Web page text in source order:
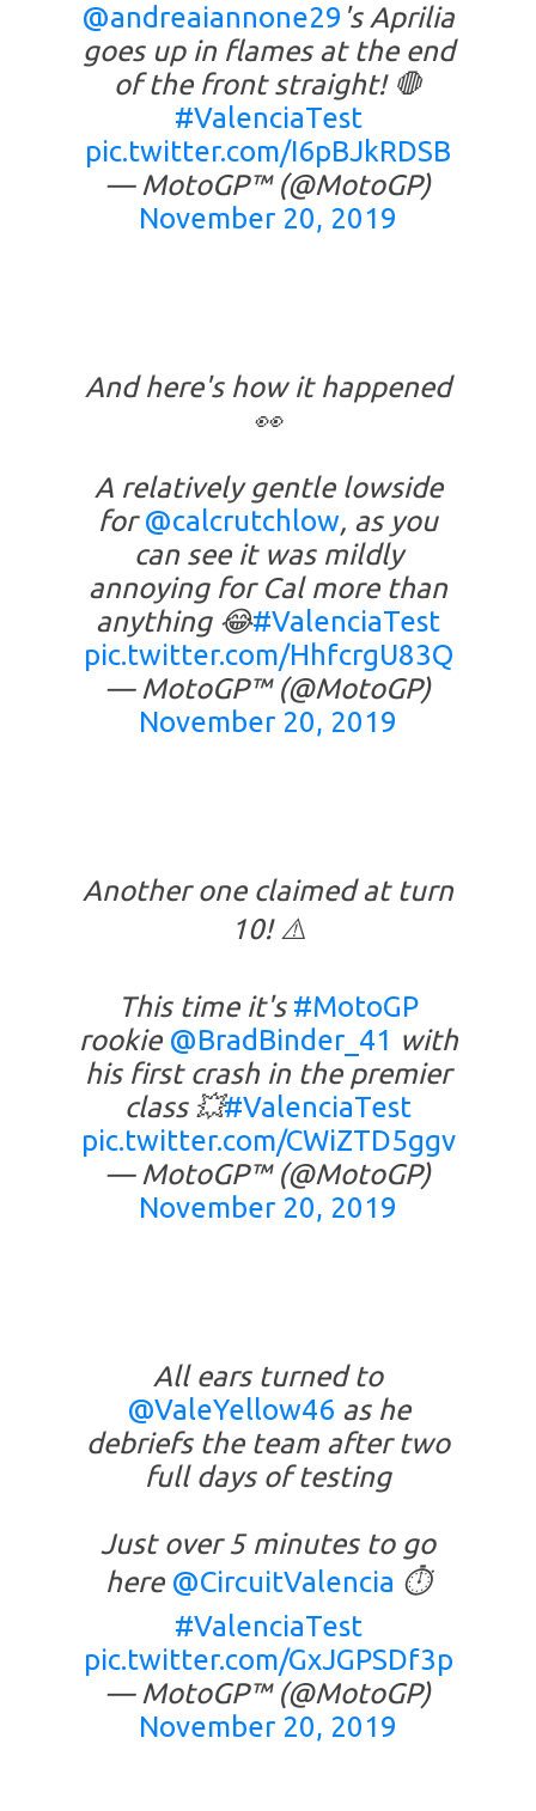
@andreaiannone29 's Aprilia
goes up in flames at the end
of the front straight! 🛑
#ValenciaTest
pic.twitter.com/I6pBJkRDSB
— MotoGP™ (@MotoGP)
November 20, 2019
And here's how it happened
👀
A relatively gentle lowside
for@calcrutchlow, as you
can see it was mildly
annoying for Cal more than
anything 😂#ValenciaTest
pic.twitter.com/HhfcrgU83Q
— MotoGP™ (@MotoGP)
November 20, 2019
Another one claimed at turn
10! ⚠️
This time it's #MotoGP
rookie @BradBinder_41 with
his first crash in the premier
class 💥#ValenciaTest
pic.twitter.com/CWiZTD5ggv
— MotoGP™ (@MotoGP)
November 20, 2019
All ears turned to
@ValeYellow46 as he
debriefs the team after two
full days of testing
Just over 5 minutes to go
here @CircuitValencia ⏱️
#ValenciaTest
pic.twitter.com/GxJGPSDf3p
— MotoGP™ (@MotoGP)
November 20, 2019